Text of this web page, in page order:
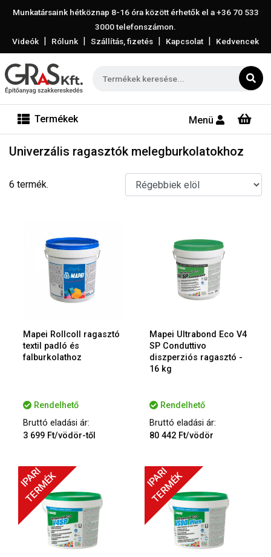
Munkatársaink hétköznap 8-16 óra között érhetők el a+36 70 533
3000telefonszámon.
Videók | Rólunk | Szállítás, fizetés | Kapcsolat | Kedvencek
Termékek Menü
Univerzális ragasztók melegburkolatokhoz
6 termék.
Mapei Rollcoll ragasztó
textil padló és
falburkolathoz
Rendelhető
Bruttó eladási ár:
3 699 Ft/vödör-től
Mapei Ultrabond Eco V4
SP Conduttivo
diszperziós ragasztó -
16 kg
Rendelhető
Bruttó eladási ár:
80 442 Ft/vödör
IPARI
TERMÉK IPARI
TERMÉK